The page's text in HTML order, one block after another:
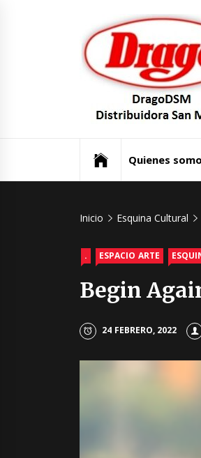
Quienes
Inicio Esquina Cultural
. ESPACIO ARTE
Begin
24 FEBRERO, 2022